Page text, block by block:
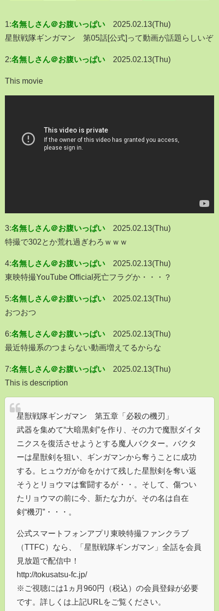
1:名無しさん＠お腹いっぱい
2025.02.13(Thu)
星獣戦隊ギンガマン 第05話[公式]って動画が話題らしいぞ
2:名無しさん＠お腹いっぱい 2025.02.13(Thu)
This movie
3:名無しさん＠お腹いっぱい
2025.02.13(Thu)
特撮で302とか荒れ過ぎわろｗｗｗ
4:名無しさん＠お腹いっぱい
2025.02.13(Thu)
東映特撮YouTube Official死亡フラグか・・・？
5:名無しさん＠お腹いっぱい
2025.02.13(Thu)
おつおつ
6:名無しさん＠お腹いっぱい
2025.02.13(Thu)
最近特撮系のつまらない動画増えてるからな
7:名無しさん＠お腹いっぱい
2025.02.13(Thu)
This is description
星獣戦隊ギンガマン 第五章「必殺の機刃」
武器を集めて“大暗黒剣”を作り、その力で魔獣ダイタ
ニクスを復活させようとする魔人バクター。バクタ
ーは星獣剣を狙い、ギンガマンから奪うことに成功
する。ヒュウガが命をかけて残した星獣剣を奪い返
そうとリョウマは奮闘するが・・。そして、傷つい
たリョウマの前に今、新たな力が。その名は自在
剣“機刃”・・・。
公式スマートフォンアプリ東映特撮ファンクラブ
（TTFC）なら、「星獣戦隊ギンガマン」全話を会員
見放題で配信中！
http://tokusatsu-fc.jp/
※ご視聴には1ヵ月960円（税込）の会員登録が必要
です。詳しくは上記URLをご覧ください。